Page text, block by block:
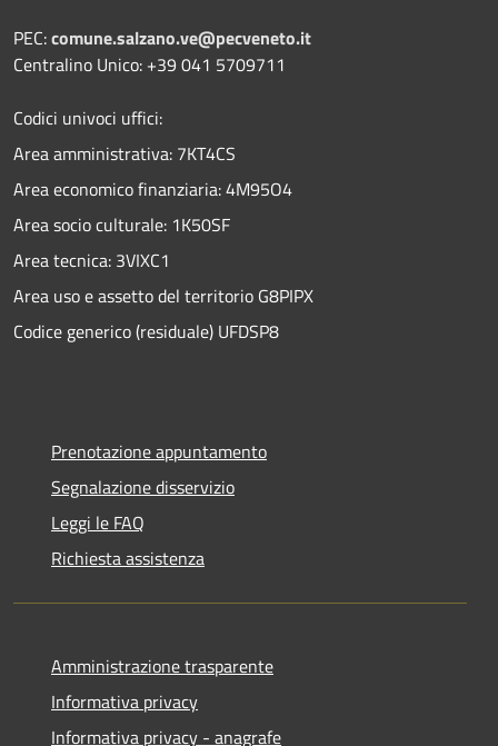
PEC:comune.salzano.ve@pecveneto.it
Centralino Unico: +39 041 5709711
Codici univoci uffici:
Area amministrativa: 7KT4CS
Area economico finanziaria: 4M95O4
Area socio culturale: 1K50SF
Area tecnica: 3VIXC1
Area uso e assetto del territorio G8PIPX
Codice generico (residuale) UFDSP8
Prenotazione appuntamento
Segnalazione disservizio
Leggi le FAQ
Richiesta assistenza
Amministrazione trasparente
Informativa privacy
Informativa privacy - anagrafe